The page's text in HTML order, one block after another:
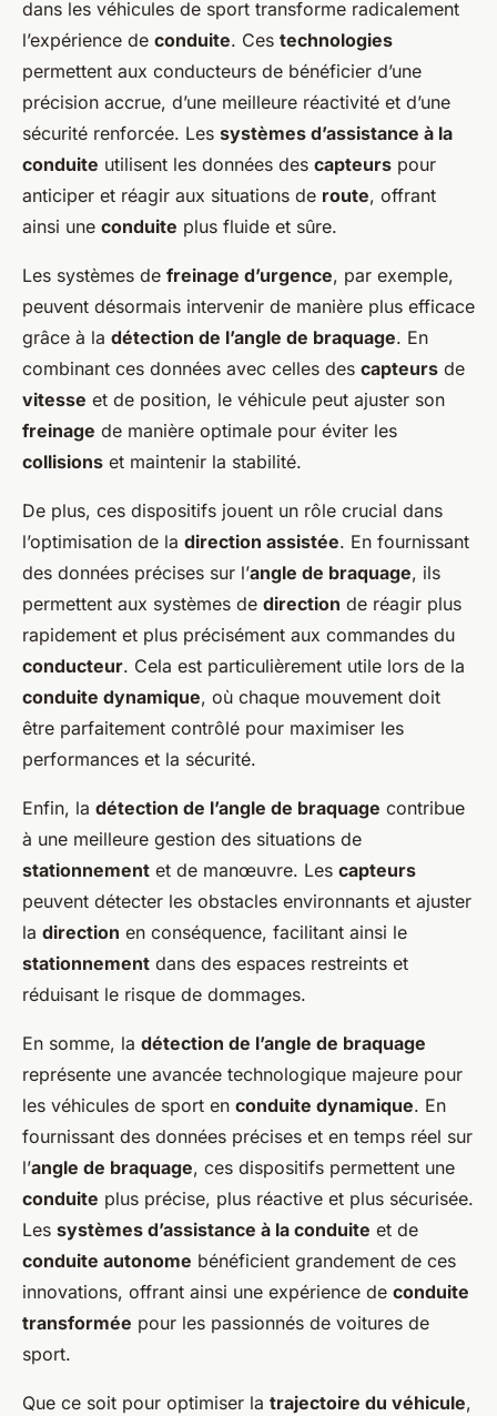
dans les véhicules de sport transforme radicalement
l’expérience de conduite. Ces technologies
permettent aux conducteurs de bénéficier d’une
précision accrue, d’une meilleure réactivité et d’une
sécurité renforcée. Les systèmes d’assistance à la
conduite utilisent les données des capteurs pour
anticiper et réagir aux situations de route, offrant
ainsi une conduite plus fluide et sûre.
Les systèmes de freinage d’urgence, par exemple,
peuvent désormais intervenir de manière plus efficace
grâce à la détection de l’angle de braquage. En
combinant ces données avec celles des capteurs de
vitesse et de position, le véhicule peut ajuster son
freinage de manière optimale pour éviter les
collisions et maintenir la stabilité.
De plus, ces dispositifs jouent un rôle crucial dans
l’optimisation de la direction assistée. En fournissant
des données précises sur l’angle de braquage, ils
permettent aux systèmes de direction de réagir plus
rapidement et plus précisément aux commandes du
conducteur. Cela est particulièrement utile lors de la
conduite dynamique, où chaque mouvement doit
être parfaitement contrôlé pour maximiser les
performances et la sécurité.
Enfin, la détection de l’angle de braquage contribue
à une meilleure gestion des situations de
stationnement et de manœuvre. Les capteurs
peuvent détecter les obstacles environnants et ajuster
la direction en conséquence, facilitant ainsi le
stationnement dans des espaces restreints et
réduisant le risque de dommages.
En somme, la détection de l’angle de braquage
représente une avancée technologique majeure pour
les véhicules de sport en conduite dynamique. En
fournissant des données précises et en temps réel sur
l’angle de braquage, ces dispositifs permettent une
conduite plus précise, plus réactive et plus sécurisée.
Les systèmes d’assistance à la conduite et de
conduite autonome bénéficient grandement de ces
innovations, offrant ainsi une expérience de conduite
transformée pour les passionnés de voitures de
sport.
Que ce soit pour optimiser la trajectoire du véhicule,